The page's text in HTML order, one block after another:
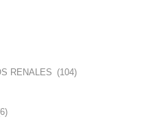
RENALES (104)